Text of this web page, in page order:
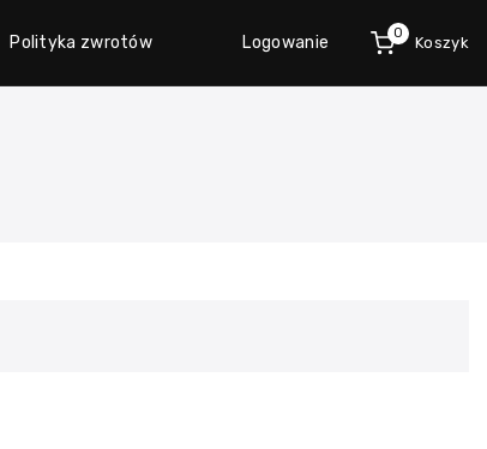
Polityka zwrotów Logowanie 0
Koszyk